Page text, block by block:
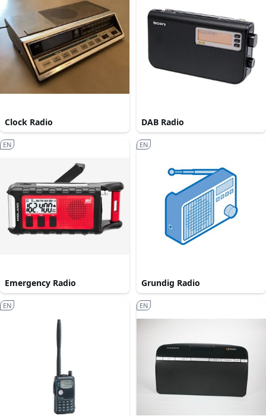
Clock Radio DAB Radio
Emergency Radio
EN
Grundig Radio
EN
EN EN